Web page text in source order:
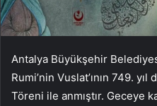
Antalya Büyükşehir
Rumi’nin Vuslat’ının 749.
Töreni ile anmıştır. Geceye